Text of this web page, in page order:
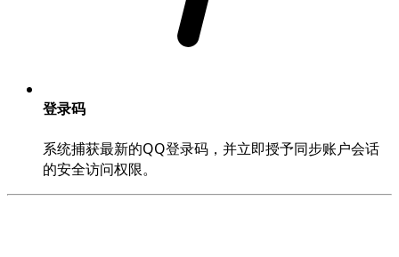
登录码
系统捕获最新的QQ登录码，并立即授予同步账户会话
的安全访问权限。